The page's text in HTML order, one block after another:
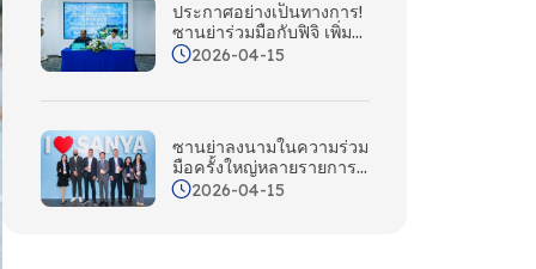
ประกาศอย่างเป็นทางการ!
ซานย่าร่วมมือกับฟิจิ เพิ่ม
พันธมิตรใหม่ในภูมิภาค
2026-04-15
ซานย่าลงนามในความร่วม
มือครั้งใหญ่หลายรายการที่
งานประชุมเส้นทางเอเชีย
2026-04-15